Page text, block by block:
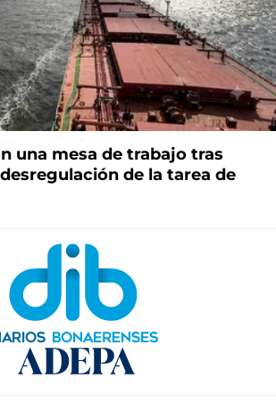
una mesa de trabajo tras
de la tarea de